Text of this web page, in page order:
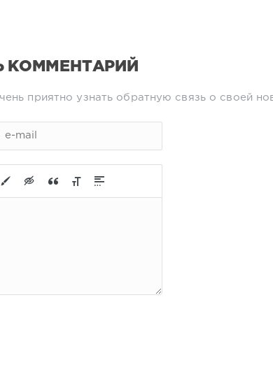
КОММЕНТАРИЙ
приятно узнать обратную связь о своей